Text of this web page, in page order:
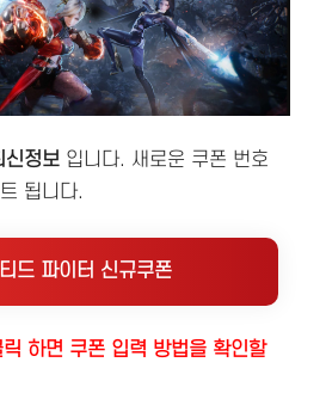
신정보 입니다. 새로운 쿠폰 번호
됩니다.
드 파이터 신규쿠폰
릭 하면 쿠폰 입력 방법을 확인할